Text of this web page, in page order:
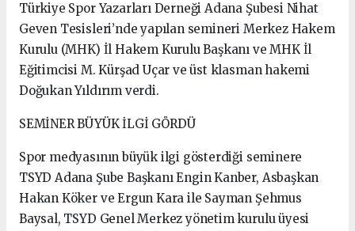
Türkiye Spor Yazarları Derneği Adana Şubesi Nihat
Geven Tesisleri’nde yapılan semineri Merkez Hakem
Kurulu (MHK) İl Hakem Kurulu Başkanı ve MHK İl
Eğitimcisi M. Kürşad Uçar ve üst klasman hakemi
Doğukan Yıldırım verdi.
SEMİNER BÜYÜK İLGİ GÖRDÜ
Spor medyasının büyük ilgi gösterdiği seminere
TSYD Adana Şube Başkanı Engin Kanber, Asbaşkan
Hakan Köker ve Ergun Kara ile Sayman Şehmus
Baysal, TSYD Genel Merkez yönetim kurulu üyesi